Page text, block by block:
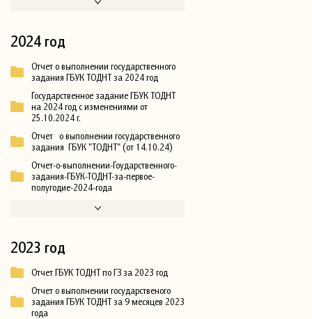
2024 год
Отчет о выполнении государственного
задания ГБУК ТОДНТ за 2024 год
Государственное задание ГБУК ТОДНТ
на 2024 год с изменениями от
25.10.2024 г.
Отчет о выполнении государственного
задания ГБУК "ТОДНТ" (от 14.10.24)
Отчет-о-выполнении-Гоударственного-
задания-ГБУК-ТОДНТ-за-первое-
полугодие-2024-года
2023 год
Отчет ГБУК ТОДНТ по ГЗ за 2023 год
Отчет о выполнении государственого
задания ГБУК ТОДНТ за 9 месяцев 2023
года